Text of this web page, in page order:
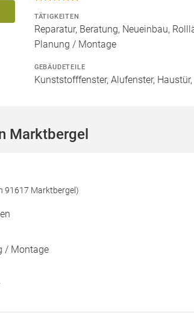
TÄTIGKEITEN
Reparatur, Beratung, Neueinbau,
Planung / Montage
GEBÄUDETEILE
Kunststofffenster, Alufenster,
Marktbergel
91617 Marktbergel)
/ Montage